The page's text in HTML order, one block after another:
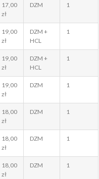
17,00
zł
DZM 1
19,00
zł
DZM +
HCL
1
19,00
zł
DZM +
HCL
1
19,00
zł
DZM 1
18,00
zł
DZM 1
18,00
zł
DZM 1
18,00
zł
DZM 1